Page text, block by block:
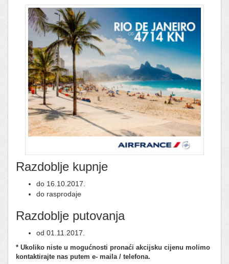
Razdoblje kupnje
do 16.10.2017.
do rasprodaje
Razdoblje putovanja
od 01.11.2017.
* Ukoliko niste u mogućnosti pronaći akcijsku cijenu molimo
kontaktirajte nas putem e- maila / telefona.